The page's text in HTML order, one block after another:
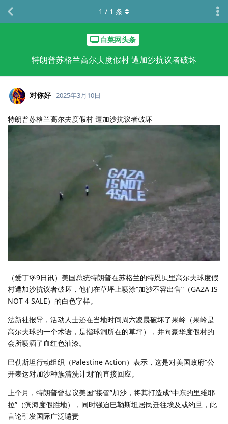
白菜网头条
特朗普苏格兰高尔夫度假村 遭加沙抗议者破坏
1 / 1 条
对你好 2025年3月10日
特朗普苏格兰高尔夫度假村 遭加沙抗议者破坏
（爱丁堡9日讯）美国总统特朗普在苏格兰的特恩贝里高尔夫球度假
村遭加沙抗议者破坏，他们在草坪上喷涂“加沙不容出售”（GAZA IS
NOT 4 SALE）的白色字样。
法新社报导，活动人士还在当地时间周六凌晨破坏了果岭（果岭是
高尔夫球的一个术语，是指球洞所在的草坪），并向豪华度假村的
会所喷洒了血红色油漆。
巴勒斯坦行动组织（Palestine Action）表示，这是对美国政府“公
开表达对加沙种族清洗计划”的直接回应。
上个月，特朗普曾提议美国“接管”加沙，将其打造成“中东的里维耶
拉”（滨海度假胜地），同时强迫巴勒斯坦居民迁往埃及或约旦，此
言论引发国际广泛谴责